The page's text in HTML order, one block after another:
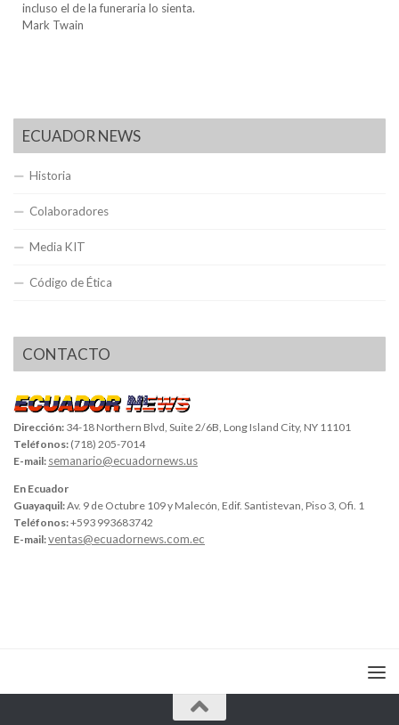
incluso el de la funeraria lo sienta.
Mark Twain
ECUADOR NEWS
Historia
Colaboradores
Media KIT
Código de Ética
CONTACTO
Dirección: 34-18 Northern Blvd, Suite 2/6B, Long Island City, NY 11101
Teléfonos: (718) 205-7014
E-mail: semanario@ecuadornews.us
En Ecuador
Guayaquil:Av. 9 de Octubre 109 y Malecón, Edif. Santistevan, Piso 3, Ofi. 1
Teléfonos:+593 993683742
E-mail:ventas@ecuadornews.com.ec